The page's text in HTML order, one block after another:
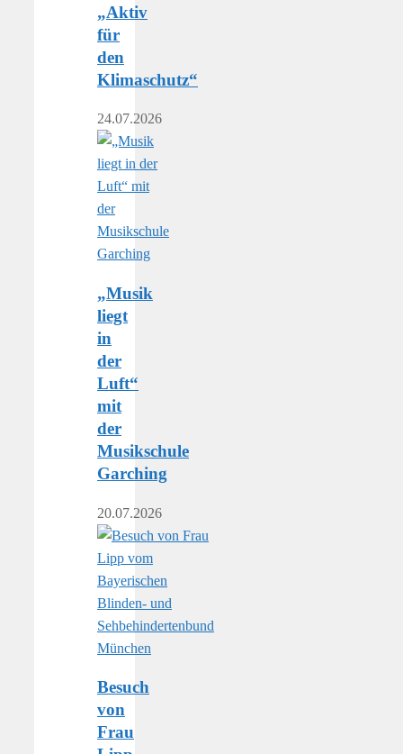
„Aktiv
für
den
Klimaschutz“
24.07.2026
„Musik
liegt
in
der
Luft“
mit
der
Musikschule
Garching
20.07.2026
Besuch
von
Frau